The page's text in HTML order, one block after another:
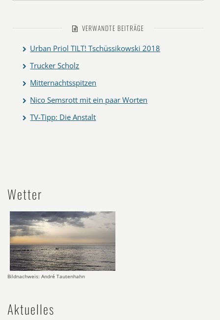
VERWANDTE BEITRÄGE
Urban Priol TILT! Tschüssikowski 2018
Trucker Scholz
Mitternachtsspitzen
Nico Semsrott mit ein paar Worten
TV-Tipp: Die Anstalt
Wetter
Bildnachweis: André Tautenhahn
Aktuelles